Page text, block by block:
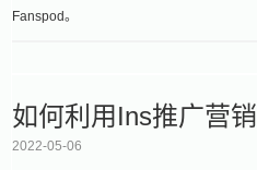
Fanspod。
如何利用Ins推广营销
2022-05-06